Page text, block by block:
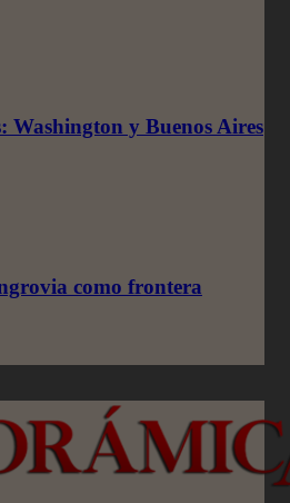
Washington y Buenos Aires
como frontera